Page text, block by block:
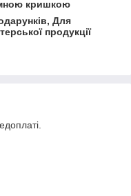
кришкою
Для
продукції